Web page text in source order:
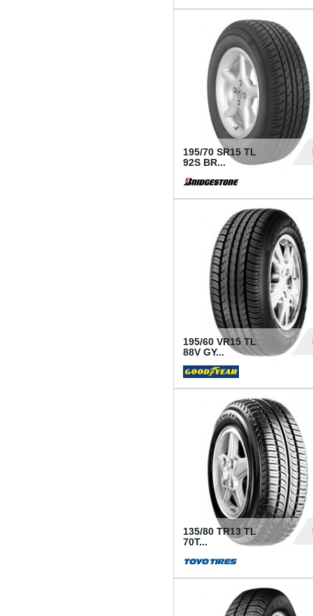
195/70 SR15 TL
92S BR...
195/60 VR15 TL
88V GY...
135/80 TR13 TL
70T...